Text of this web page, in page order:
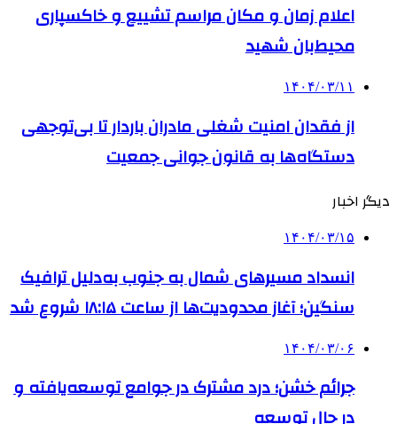
اعلام زمان و مکان مراسم تشییع و خاکسپاری
محیط‌بان شهید
۱۴۰۴/۰۳/۱۱
از فقدان امنیت شغلی مادران باردار تا بی‌توجهی
دستگاه‌ها به قانون جوانی جمعیت
دیگر اخبار
۱۴۰۴/۰۳/۱۵
انسداد مسیرهای شمال به جنوب به‌دلیل ترافیک
سنگین؛ آغاز محدودیت‌ها از ساعت ۱۸:۱۵ شروع شد
۱۴۰۴/۰۳/۰۶
جرائم خشن؛ درد مشترک در جوامع توسعه‌یافته و